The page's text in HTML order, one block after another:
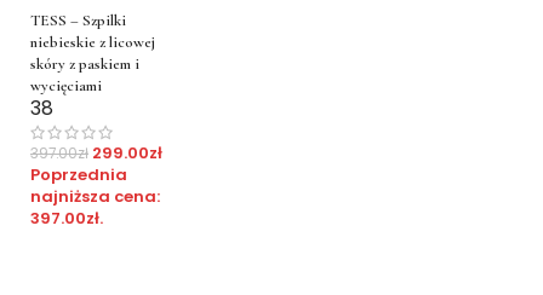
TESS – Szpilki
niebieskie z licowej
skóry z paskiem i
wycięciami
38
397.00zł 299.00zł
Poprzednia
najniższa cena:
397.00zł.